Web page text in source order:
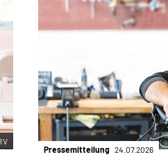
Pressemitteilung 24.07.2026